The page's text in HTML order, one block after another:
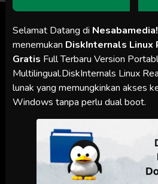
Selamat Datang di Nesabamedia!
menemukan DiskInternals Linux
Gratis Full Terbaru Version
Multilingual.DiskInternals Linux
lunak yang memungkinkan akses
Windows tanpa perlu dual boot.